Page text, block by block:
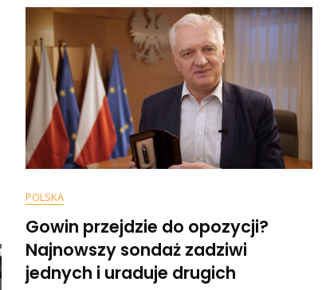
Ludobójstwa.
Handlowy
Rządy
Do…
POLSKA
Gowin przejdzie do opozycji?
Najnowszy sondaż zadziwi
jednych i uraduje drugich